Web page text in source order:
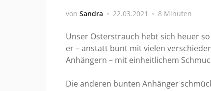
von Sandra 22.03.2021 8 Minuten
Unser Osterstrauch hebt sich heuer
er – anstatt bunt mit vielen
Anhängern – mit einheitlichem
Die anderen bunten Anhänger